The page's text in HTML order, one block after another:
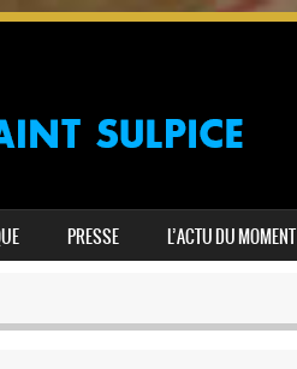
PRESSE L’ACTU DU MOMENT